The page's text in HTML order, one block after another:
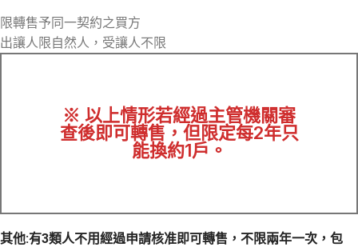
限轉售予同一契約之買方
出讓人限自然人，受讓人不限
※ 以上情形若經過主管機關審
查後即可轉售，但限定每2年只
能換約1戶。
其他:有3類人不用經過申請核准即可轉售，不限兩年一次，包